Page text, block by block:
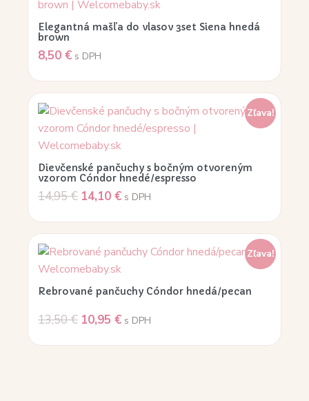
Elegantná mašľa do vlasov 3set Siena hnedá
brown
8,50 € s DPH
Zľava!
Dievčenské pančuchy s bočným otvoreným
vzorom Cóndor hnedé/espresso
14,95€ 14,10 € s DPH
Zľava!
Rebrované pančuchy Cóndor hnedá/pecan
13,50€ 10,95 € s DPH